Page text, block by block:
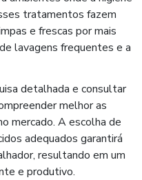
tratamentos fazem
e frescas por mais
lavagens frequentes e a
detalhada e consultar
melhor as
mercado. A escolha de
adequados garantirá
resultando em um
e produtivo.